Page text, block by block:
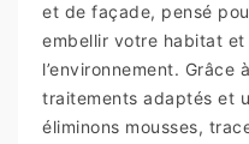
et de façade, pensé
embellir votre habitat et
l’environnement.
traitements adaptés et
éliminons mousses,